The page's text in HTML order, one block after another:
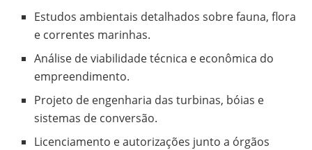
Estudos ambientais detalhados sobre fauna, flora
e correntes marinhas.
Análise de viabilidade técnica e econômica do
empreendimento.
Projeto de engenharia das turbinas, bóias e
sistemas de conversão.
Licenciamento e autorizações junto a órgãos